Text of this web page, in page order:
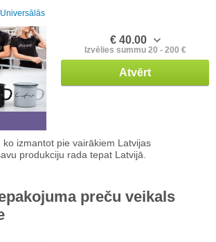
Universālās
€ 40.00
Izvēlies summu 20 - 200 €
Atvērt
izmantot pie vairākiem Latvijas
produkciju rada tepat Latvijā.
preču veikals